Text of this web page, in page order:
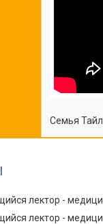
Семья
лектор -
лектор -